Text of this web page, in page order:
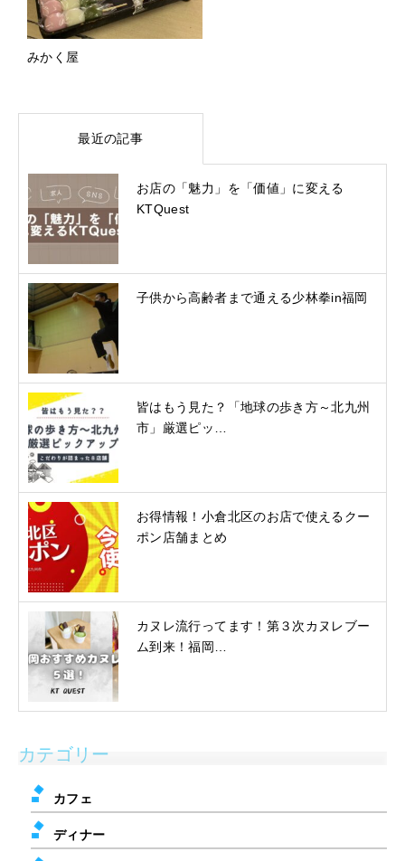
みかく屋
最近の記事
お店の「魅力」を「価値」に変える
KTQuest
子供から高齢者まで通える少林拳in福岡
皆はもう見た？「地球の歩き方～北九州
市」厳選ピッ…
お得情報！小倉北区のお店で使えるクー
ポン店舗まとめ
カヌレ流行ってます！第３次カヌレブー
ム到来！福岡…
カテゴリー
カフェ
ディナー